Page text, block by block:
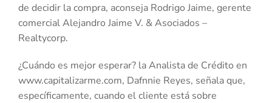
de decidir la compra, aconseja Rodrigo Jaime, gerente
comercial Alejandro Jaime V. & Asociados –
Realtycorp.
¿Cuándo es mejor esperar? la Analista de Crédito en
www.capitalizarme.com, Dafnnie Reyes, señala que,
específicamente, cuando el cliente está sobre